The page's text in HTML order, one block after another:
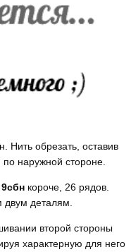
Нить обрезать, оставив
наружной стороне.
короче, 26 рядов.
деталям.
второй стороны
характерную для него